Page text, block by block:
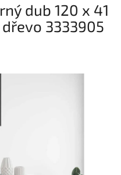
dub 120 x 41
3333905